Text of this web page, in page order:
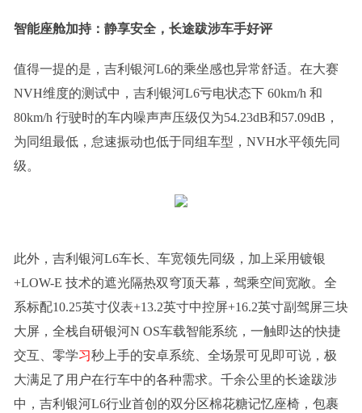
智能座舱加持： 静享安全，长途跋涉车手好评
值得一提的是，吉利银河L6的乘坐感也异常舒适。在大赛
NVH维度的测试中，吉利银河L6亏电状态下 60km/h 和
80km/h 行驶时的车内噪声声压级仅为54.23dB和57.09dB，
为同组最低，怠速振动也低于同组车型，NVH水平领先同
级。
此外，吉利银河L6车长、车宽领先同级，加上采用镀银
+LOW-E 技术的遮光隔热双穹顶天幕，驾乘空间宽敞。全
系标配10.25英寸仪表+13.2英寸中控屏+16.2英寸副驾屏三块
大屏，全栈自研银河N OS车载智能系统，一触即达的快捷
交互、零学习秒上手的安卓系统、全场景可见即可说，极
大满足了用户在行车中的各种需求。千余公里的长途跋涉
中，吉利银河L6行业首创的双分区棉花糖记忆座椅，包裹